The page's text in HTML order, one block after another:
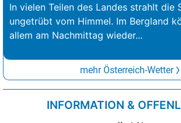
In vielen Teilen des Landes strahlt die
ungetrübt vom Himmel. Im Bergland
allem am Nachmittag wieder...
mehr Österreich-Wetter
INFORMATION &